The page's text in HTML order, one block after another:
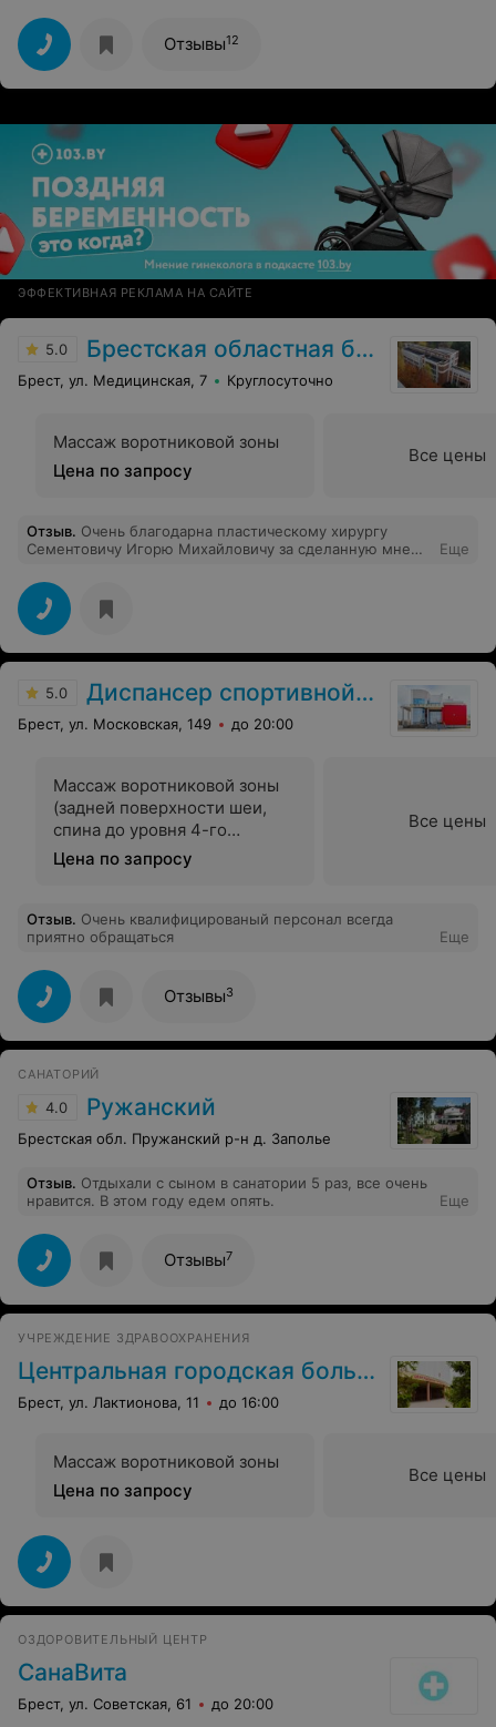
Отзывы12
ЭФФЕКТИВНАЯ РЕКЛАМА НА САЙТЕ
5.0 Брестская областная больница
Брест, ул. Медицинская, 7 Круглосуточно
Массаж воротниковой зоны
Цена по запросу
Все цены
Отзыв. Очень благодарна пластическому хирургу
Сементовичу Игорю Михайловичу за сделанную мне
высококлассный специалист. Старшая медсестра
отделения хирургии и трансплантации Елена
Николаевна очень внимательная и доброжелательная
ко всем пациентам. Общее впечатление о больнице
положительное. Я счастлива, что обратилась в
медицинским работникам больницы.
Еще
5.0 Диспансер спортивной медицины
Брест, ул. Московская, 149 до 20:00
Массаж воротниковой зоны
(задней поверхности шеи,
спина до уровня 4-го
грудного позвонка, передней
поверхности грудной клетки
Цена по запросу
Все цены
Отзыв. Очень квалифицированый персонал всегда
приятно обращаться
Еще
Отзывы3
САНАТОРИЙ
4.0 Ружанский
Брестская обл. Пружанский р-н д. Заполье
Отзыв. Отдыхали с сыном в санатории 5 раз, все очень
нравится. В этом году едем опять.
Еще
Отзывы7
УЧРЕЖДЕНИЕ ЗДРАВООХРАНЕНИЯ
Центральная городская больница
Брест, ул. Лактионова, 11 до 16:00
Массаж воротниковой зоны
Цена по запросу
Все цены
ОЗДОРОВИТЕЛЬНЫЙ ЦЕНТР
СанаВита
Брест, ул. Советская, 61 до 20:00